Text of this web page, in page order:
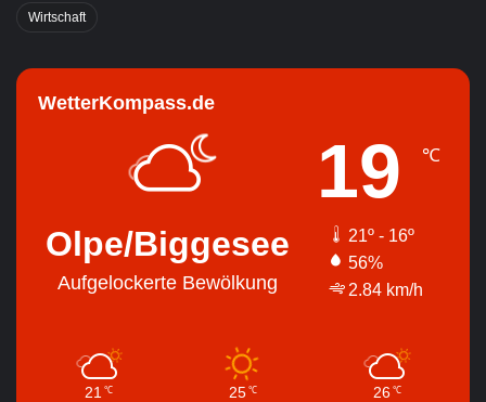
Wirtschaft
WetterKompass.de
Olpe/Biggesee
Aufgelockerte Bewölkung
19 ℃
21º - 16º
56%
2.84 km/h
21 ℃ 25 ℃ 26 ℃